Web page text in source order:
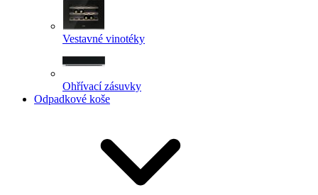
Vestavné vinotéky
Ohřívací zásuvky
Odpadkové koše